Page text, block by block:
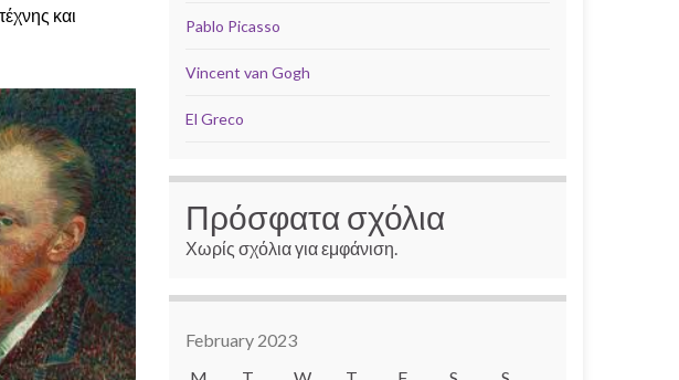
και
Pablo Picasso
Vincent van Gogh
El Greco
Πρόσφατα σχόλια
Χωρίς σχόλια για εμφάνιση.
February 2023